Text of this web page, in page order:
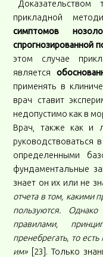
Доказательством
прикладной
симптомов
спрогнозированной
этом случае
является
применять в
врач ставит
недопустимо как в
Врач, также как и
руководствоваться
определенными
фундаментальные
знает он их или не
отчета в том, какими
пользуются.
правилами,
пренебрегать, то
им» [23]. Только